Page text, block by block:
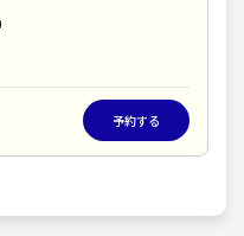
りますが、
。
疾患のあるお客様は、
推奨いたします。
予約する